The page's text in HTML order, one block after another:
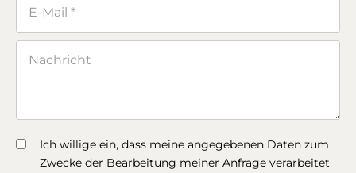
Ich willige ein, dass meine angegebenen Daten zum
Zwecke der Bearbeitung meiner Anfrage verarbeitet